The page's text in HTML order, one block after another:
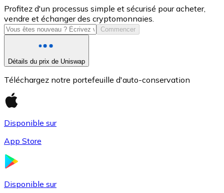
USD Coin
USDC
Profitez d'un processus simple et sécurisé pour acheter,
vendre et échanger des cryptomonnaies.
Commencer
Détails du prix de Uniswap
Téléchargez notre portefeuille d'auto-conservation
Disponible sur
App Store
Disponible sur